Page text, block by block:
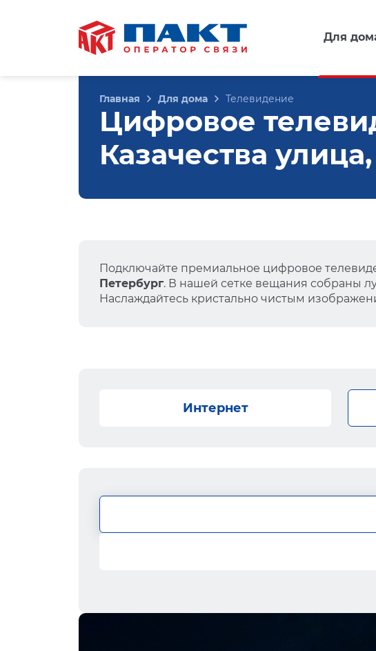
Для
Главная Для дома Телевидение
Цифровое
Казачества
Подключайте премиальное цифровое
Петербург. В нашей сетке вещания собраны
Наслаждайтесь кристально чистым
Интернет